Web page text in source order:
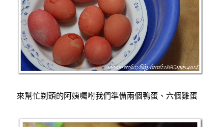
來幫忙剃頭的阿姨囑咐我們準備兩個鴨蛋、六個雞蛋